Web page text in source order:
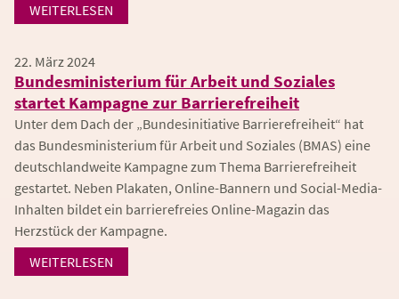
WEITERLESEN
22. März 2024
Bundesministerium für Arbeit und Soziales
startet Kampagne zur Barrierefreiheit
Unter dem Dach der „Bundesinitiative Barrierefreiheit“ hat
das Bundesministerium für Arbeit und Soziales (BMAS) eine
deutschlandweite Kampagne zum Thema Barrierefreiheit
gestartet. Neben Plakaten, Online-Bannern und Social-Media-
Inhalten bildet ein barrierefreies Online-Magazin das
Herzstück der Kampagne.
WEITERLESEN